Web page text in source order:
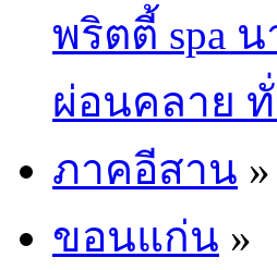
พริตตี้ spa
ผ่อนคลาย
ภาคอีสาน »
ขอนแก่น »